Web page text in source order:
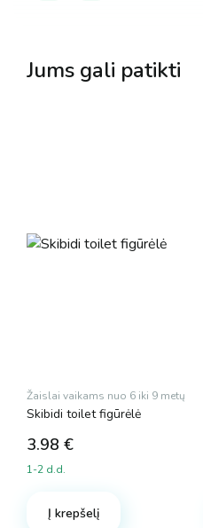
Jums gali patikti
Žaislai vaikams nuo 6 iki 9 metų
Skibidi toilet figūrėlė
3.98 €
1-2 d.d.
Į krepšelį